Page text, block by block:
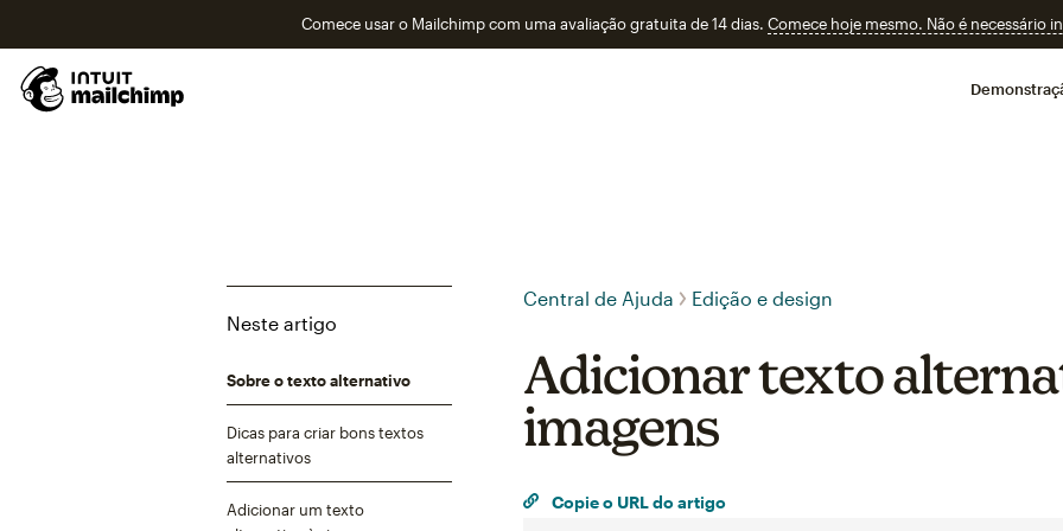
Comece usar o Mailchimp com uma avaliação gratuita de 14 dias. Comece hoje mesmo. Não é necessário
Neste artigo
Sobre o texto alternativo
Dicas para criar bons textos
alternativos
Adicionar um texto
Central de Ajuda Edição e design
Adicionar texto
imagens
Copie o URL do artigo